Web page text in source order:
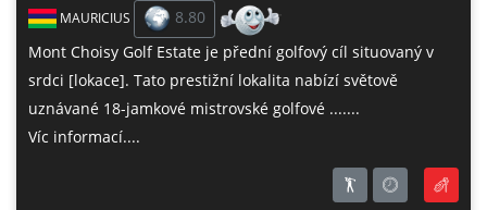
MAURICIUS
8.80
Mont Choisy Golf Estate je přední golfový cíl situovaný v
srdci [lokace]. Tato prestižní lokalita nabízí světově
uznávané 18-jamkové mistrovské golfové .......
Víc informací....